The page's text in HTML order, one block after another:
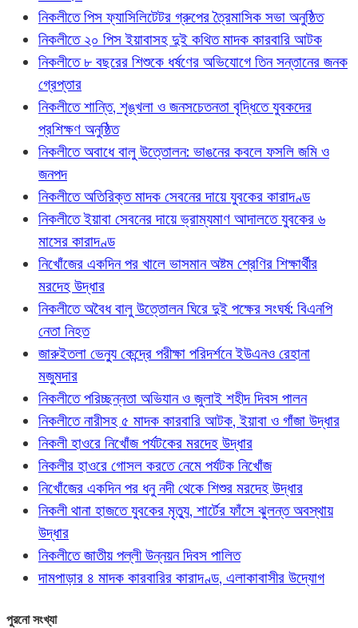
নিকলীতে পিস ফ্যাসিলিটেটর গ্রুপের ত্রৈমাসিক সভা অনুষ্ঠিত
নিকলীতে ২০ পিস ইয়াবাসহ দুই কথিত মাদক কারবারি আটক
নিকলীতে ৮ বছরের শিশুকে ধর্ষণের অভিযোগে তিন সন্তানের জনক
গ্রেপ্তার
নিকলীতে শান্তি, শৃঙ্খলা ও জনসচেতনতা বৃদ্ধিতে যুবকদের
প্রশিক্ষণ অনুষ্ঠিত
নিকলীতে অবাধে বালু উত্তোলন: ভাঙনের কবলে ফসলি জমি ও
জনপদ
নিকলীতে অতিরিক্ত মাদক সেবনের দায়ে যুবকের কারাদণ্ড
নিকলীতে ইয়াবা সেবনের দায়ে ভ্রাম্যমাণ আদালতে যুবকের ৬
মাসের কারাদণ্ড
নিখোঁজের একদিন পর খালে ভাসমান অষ্টম শ্রেণির শিক্ষার্থীর
মরদেহ উদ্ধার
নিকলীতে অবৈধ বালু উত্তোলন ঘিরে দুই পক্ষের সংঘর্ষ: বিএনপি
নেতা নিহত
জারুইতলা ভেন্যু কেন্দ্রে পরীক্ষা পরিদর্শনে ইউএনও রেহানা
মজুমদার
নিকলীতে পরিচ্ছন্নতা অভিযান ও জুলাই শহীদ দিবস পালন
নিকলীতে নারীসহ ৫ মাদক কারবারি আটক, ইয়াবা ও গাঁজা উদ্ধার
নিকলী হাওরে নিখোঁজ পর্যটকের মরদেহ উদ্ধার
নিকলীর হাওরে গোসল করতে নেমে পর্যটক নিখোঁজ
নিখোঁজের একদিন পর ধনু নদী থেকে শিশুর মরদেহ উদ্ধার
নিকলী থানা হাজতে যুবকের মৃত্যু, শার্টের ফাঁসে ঝুলন্ত অবস্থায়
উদ্ধার
নিকলীতে জাতীয় পল্লী উন্নয়ন দিবস পালিত
দামপাড়ার ৪ মাদক কারবারির কারাদণ্ড, এলাকাবাসীর উদ্যোগ
পুরনো সংখ্যা